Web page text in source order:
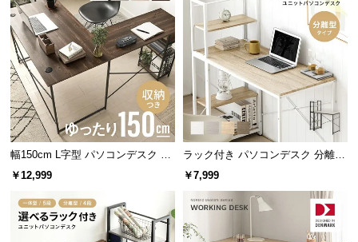
o.,
横幅 奥行き
幅150cm L字型 パソコンデスク ワ
ークデスク サイド組替可能 コーナ
￥12,999
ラック付き パソコンデスク 分離型
タイプ
￥7,999